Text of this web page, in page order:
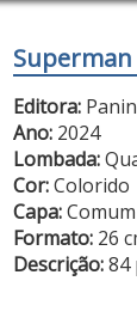
Superman
Editora:
Ano:2024
Lombada:
Cor:Colorido
Capa:Comum
Formato:26
Descrição:84